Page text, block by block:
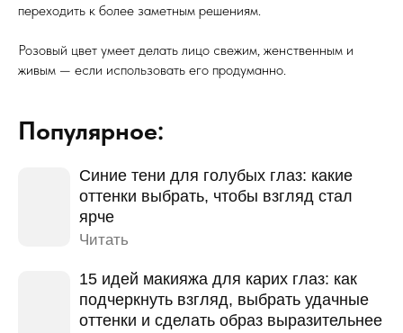
переходить к более заметным решениям.
Розовый цвет умеет делать лицо свежим, женственным и
живым — если использовать его продуманно.
Популярное:
Синие тени для голубых глаз: какие
оттенки выбрать, чтобы взгляд стал
ярче
Читать
15 идей макияжа для карих глаз: как
подчеркнуть взгляд, выбрать удачные
оттенки и сделать образ выразительнее